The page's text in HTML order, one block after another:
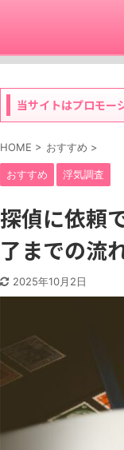
当サイトはプロモー
HOME > おすすめ >
おすすめ 浮気調査
探偵に依頼
了までの流
2025年10月2日